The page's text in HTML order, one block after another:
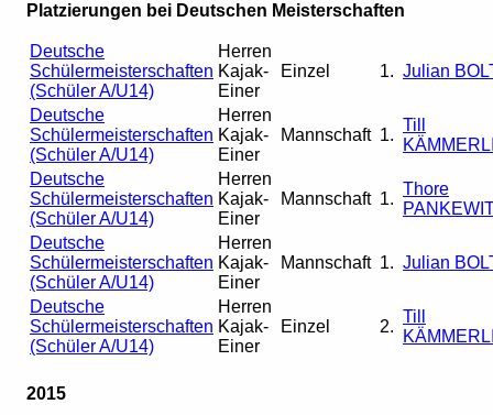
Platzierungen bei Deutschen Meisterschaften
Deutsche
Schülermeisterschaften
(Schüler A/U14)
Herren
Kajak-
Einer
Einzel 1. Julian
Deutsche
Schülermeisterschaften
(Schüler A/U14)
Herren
Kajak-
Einer
Mannschaft 1.
Till
Deutsche
Schülermeisterschaften
(Schüler A/U14)
Herren
Kajak-
Einer
Mannschaft 1.
Thore
Deutsche
Schülermeisterschaften
(Schüler A/U14)
Herren
Kajak-
Einer
Mannschaft 1. Julian
Deutsche
Schülermeisterschaften
(Schüler A/U14)
Herren
Kajak-
Einer
Einzel 2.
Till
2015